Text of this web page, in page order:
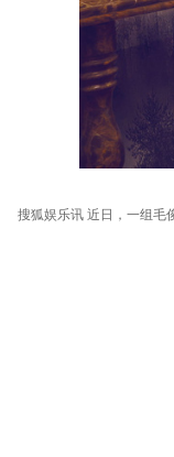
搜狐娱乐讯 近日，一组毛